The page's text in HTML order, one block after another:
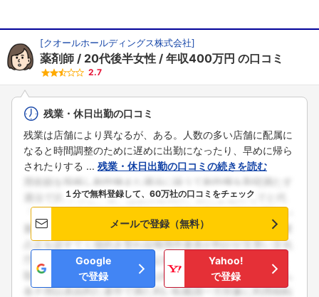
[クオールホールディングス株式会社]
薬剤師 20代後半女性 年収400万円 の口コミ
2.7
残業・休日出勤の口コミ
残業は店舗により異なるが、ある。人数の多い店舗に配属に
なると時間調整のために遅めに出勤になったり、早めに帰ら
されたりする ... 残業・休日出勤の口コミの続きを読む
１分で無料登録して、60万社の口コミをチェック
メールで登録（無料）
Google
で登録
Yahoo!
で登録